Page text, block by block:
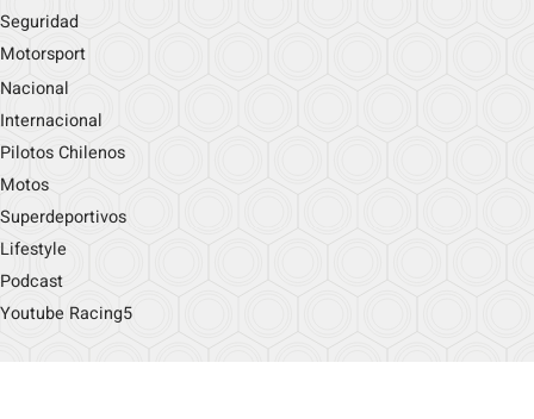
Seguridad
Motorsport
Nacional
Internacional
Pilotos Chilenos
Motos
Superdeportivos
Lifestyle
Podcast
Youtube Racing5